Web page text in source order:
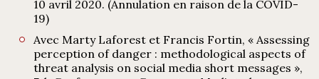
10 avril 2020. (Annulation en raison de la COVID-
19)
Avec Marty Laforest et Francis Fortin, « Assessing
perception of danger : methodological aspects of
threat analysis on social media short messages »,